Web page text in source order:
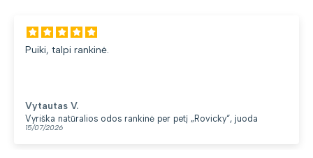
Puiki, talpi rankinė.
Vytautas V.
Vyriška natūralios odos rankinė per petį „Rovicky“, juoda
15/07/2026